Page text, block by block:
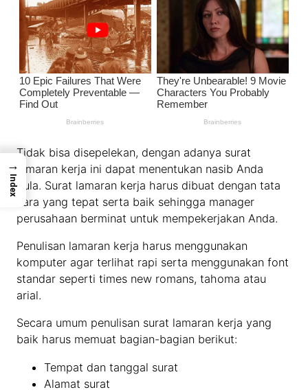
Tidak bisa disepelekan, dengan adanya surat
lamaran kerja ini dapat menentukan nasib Anda
pula. Surat lamaran kerja harus dibuat dengan tata
cara yang tepat serta baik sehingga manager
perusahaan berminat untuk mempekerjakan Anda.
Penulisan lamaran kerja harus menggunakan
komputer agar terlihat rapi serta menggunakan font
standar seperti times new romans, tahoma atau
arial.
Secara umum penulisan surat lamaran kerja yang
baik harus memuat bagian-bagian berikut:
Tempat dan tanggal surat
Alamat surat
→
Index